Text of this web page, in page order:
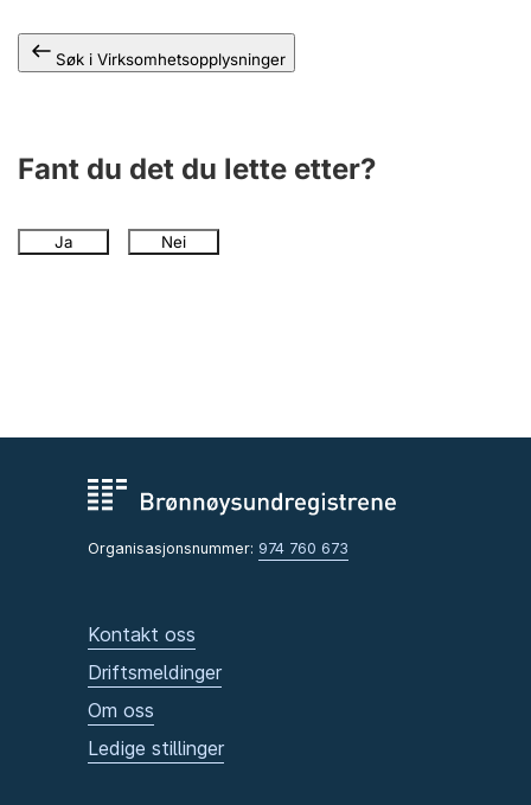
Søk i Virksomhetsopplysninger
Fant du det du lette etter?
Ja Nei
Organisasjonsnummer: 974 760 673
Kontakt oss
Driftsmeldinger
Om oss
Ledige stillinger